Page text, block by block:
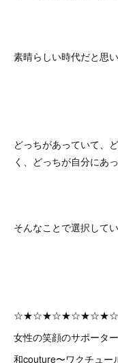
素晴らしい時代だと思い
どっちがあっていて、
く、どっちが自分にあ
そんなことで選択して
女性の笑顔のサポータ
和couture〜ワクチュー